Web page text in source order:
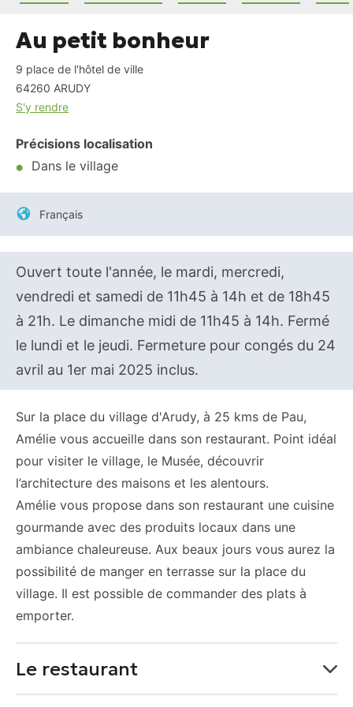
Au petit bonheur
9 place de l'hôtel de ville
64260 ARUDY
S'y rendre
Précisions localisation
Dans le village
Français
Ouvert toute l'année, le mardi, mercredi,
vendredi et samedi de 11h45 à 14h et de 18h45
à 21h. Le dimanche midi de 11h45 à 14h. Fermé
le lundi et le jeudi. Fermeture pour congés du 24
avril au 1er mai 2025 inclus.
Sur la place du village d'Arudy, à 25 kms de Pau,
Amélie vous accueille dans son restaurant. Point idéal
pour visiter le village, le Musée, découvrir
l’architecture des maisons et les alentours.
Amélie vous propose dans son restaurant une cuisine
gourmande avec des produits locaux dans une
ambiance chaleureuse. Aux beaux jours vous aurez la
possibilité de manger en terrasse sur la place du
village. Il est possible de commander des plats à
emporter.
Le restaurant